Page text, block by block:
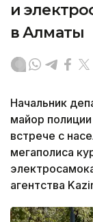
и
в Алматы
Начальник
майор
встрече с
мегаполиса
агентства